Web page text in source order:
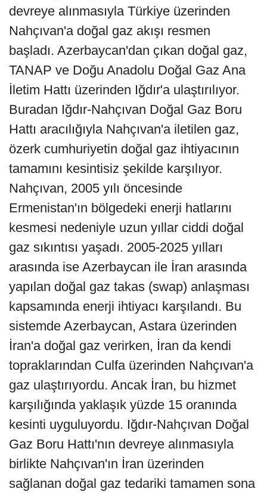
devreye alınmasıyla Türkiye üzerinden
Nahçıvan'a doğal gaz akışı resmen
başladı. Azerbaycan'dan çıkan doğal gaz,
TANAP ve Doğu Anadolu Doğal Gaz Ana
İletim Hattı üzerinden Iğdır'a ulaştırılıyor.
Buradan Iğdır-Nahçıvan Doğal Gaz Boru
Hattı aracılığıyla Nahçıvan'a iletilen gaz,
özerk cumhuriyetin doğal gaz ihtiyacının
tamamını kesintisiz şekilde karşılıyor.
Nahçıvan, 2005 yılı öncesinde
Ermenistan'ın bölgedeki enerji hatlarını
kesmesi nedeniyle uzun yıllar ciddi doğal
gaz sıkıntısı yaşadı. 2005-2025 yılları
arasında ise Azerbaycan ile İran arasında
yapılan doğal gaz takas (swap) anlaşması
kapsamında enerji ihtiyacı karşılandı. Bu
sistemde Azerbaycan, Astara üzerinden
İran'a doğal gaz verirken, İran da kendi
topraklarından Culfa üzerinden Nahçıvan'a
gaz ulaştırıyordu. Ancak İran, bu hizmet
karşılığında yaklaşık yüzde 15 oranında
kesinti uyguluyordu. Iğdır-Nahçıvan Doğal
Gaz Boru Hattı'nın devreye alınmasıyla
birlikte Nahçıvan'ın İran üzerinden
sağlanan doğal gaz tedariki tamamen sona